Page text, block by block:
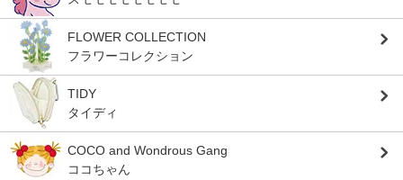
FLOWER COLLECTION
フラワーコレクション
TIDY
タイディ
COCO and Wondrous Gang
ココちゃん